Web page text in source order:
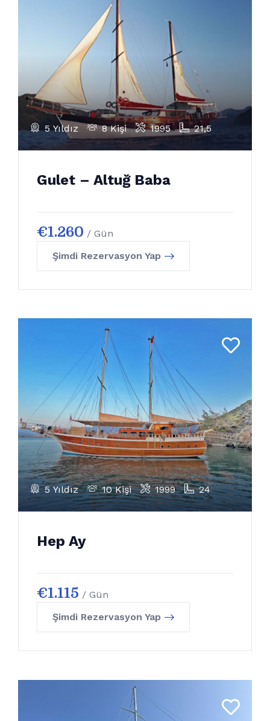
5 Yıldız 8 Kişi 1995 21,5
Gulet – Altuğ Baba
€1.260 / Gün
Şimdi Rezervasyon Yap
5 Yıldız 10 Kişi 1999 24
Hep Ay
€1.115 / Gün
Şimdi Rezervasyon Yap